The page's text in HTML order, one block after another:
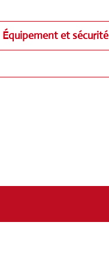
Équipement et sécurité